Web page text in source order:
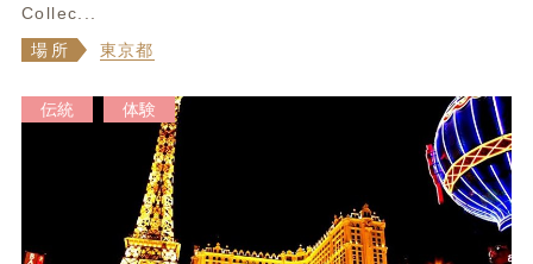
Collec...
場所
東京都
伝統 体験